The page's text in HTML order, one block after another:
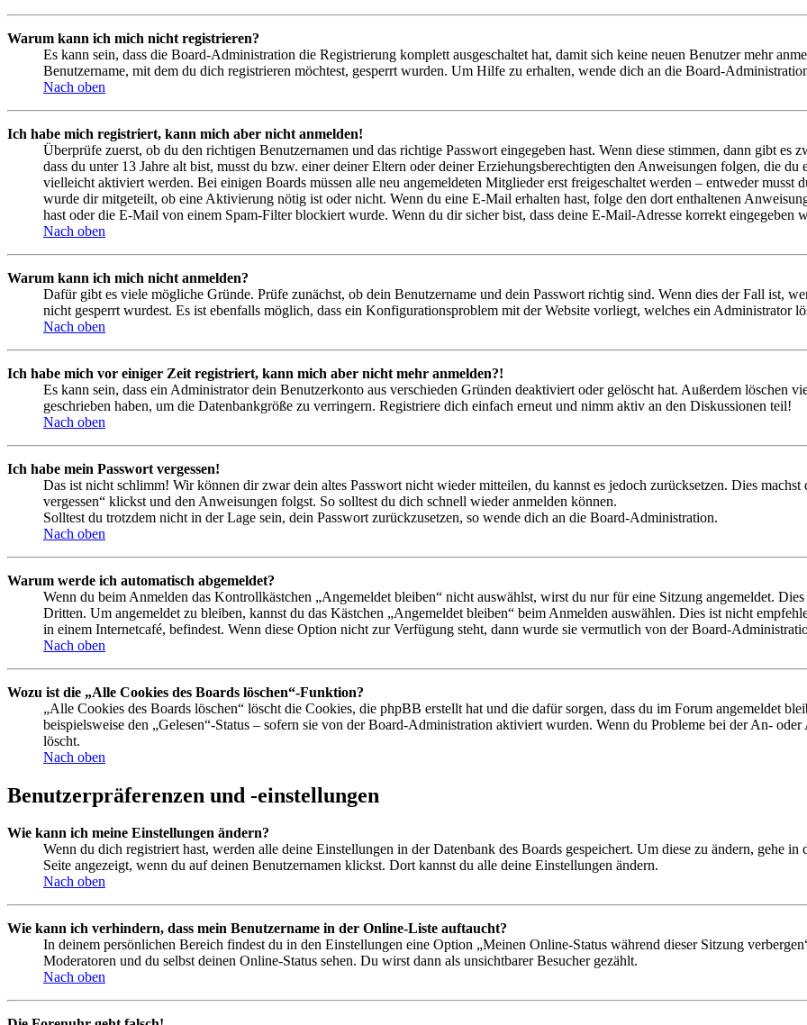
Warum kann ich mich nicht registrieren?
Es kann sein, dass die Board-Administration die Registrierung komplett ausgeschaltet hat, damit sich keine neuen Benutzer mehr
Benutzername, mit dem du dich registrieren möchtest, gesperrt wurden. Um Hilfe zu erhalten, wende dich an die Board-
Nach oben
Ich habe mich registriert, kann mich aber nicht anmelden!
Überprüfe zuerst, ob du den richtigen Benutzernamen und das richtige Passwort eingegeben hast. Wenn diese stimmen, dann gibt es
dass du unter 13 Jahre alt bist, musst du bzw. einer deiner Eltern oder deiner Erziehungsberechtigten den Anweisungen folgen, die
vielleicht aktiviert werden. Bei einigen Boards müssen alle neu angemeldeten Mitglieder erst freigeschaltet werden – entweder musst
wurde dir mitgeteilt, ob eine Aktivierung nötig ist oder nicht. Wenn du eine E-Mail erhalten hast, folge den dort enthaltenen
hast oder die E-Mail von einem Spam-Filter blockiert wurde. Wenn du dir sicher bist, dass deine E-Mail-Adresse korrekt eingegeben
Nach oben
Warum kann ich mich nicht anmelden?
Dafür gibt es viele mögliche Gründe. Prüfe zunächst, ob dein Benutzername und dein Passwort richtig sind. Wenn dies der Fall ist,
nicht gesperrt wurdest. Es ist ebenfalls möglich, dass ein Konfigurationsproblem mit der Website vorliegt, welches ein Administrator
Nach oben
Ich habe mich vor einiger Zeit registriert, kann mich aber nicht mehr anmelden?!
Es kann sein, dass ein Administrator dein Benutzerkonto aus verschieden Gründen deaktiviert oder gelöscht hat. Außerdem löschen
geschrieben haben, um die Datenbankgröße zu verringern. Registriere dich einfach erneut und nimm aktiv an den Diskussionen teil!
Nach oben
Ich habe mein Passwort vergessen!
Das ist nicht schlimm! Wir können dir zwar dein altes Passwort nicht wieder mitteilen, du kannst es jedoch zurücksetzen. Dies
vergessen“ klickst und den Anweisungen folgst. So solltest du dich schnell wieder anmelden können.
Solltest du trotzdem nicht in der Lage sein, dein Passwort zurückzusetzen, so wende dich an die Board-Administration.
Nach oben
Warum werde ich automatisch abgemeldet?
Wenn du beim Anmelden das Kontrollkästchen „Angemeldet bleiben“ nicht auswählst, wirst du nur für eine Sitzung angemeldet.
Dritten. Um angemeldet zu bleiben, kannst du das Kästchen „Angemeldet bleiben“ beim Anmelden auswählen. Dies ist nicht
in einem Internetcafé, befindest. Wenn diese Option nicht zur Verfügung steht, dann wurde sie vermutlich von der Board-
Nach oben
Wozu ist die „Alle Cookies des Boards löschen“-Funktion?
„Alle Cookies des Boards löschen“ löscht die Cookies, die phpBB erstellt hat und die dafür sorgen, dass du im Forum angemeldet
beispielsweise den „Gelesen“-Status – sofern sie von der Board-Administration aktiviert wurden. Wenn du Probleme bei der An-
löscht.
Nach oben
Benutzerpräferenzen und -einstellungen
Wie kann ich meine Einstellungen ändern?
Wenn du dich registriert hast, werden alle deine Einstellungen in der Datenbank des Boards gespeichert. Um diese zu ändern, gehe
Seite angezeigt, wenn du auf deinen Benutzernamen klickst. Dort kannst du alle deine Einstellungen ändern.
Nach oben
Wie kann ich verhindern, dass mein Benutzername in der Online-Liste auftaucht?
In deinem persönlichen Bereich findest du in den Einstellungen eine Option „Meinen Online-Status während dieser Sitzung
Moderatoren und du selbst deinen Online-Status sehen. Du wirst dann als unsichtbarer Besucher gezählt.
Nach oben